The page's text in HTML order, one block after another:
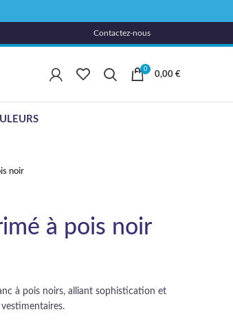
Contactez-nous
0
0,00 €
noir
à pois noir
à pois noirs, alliant sophistication et